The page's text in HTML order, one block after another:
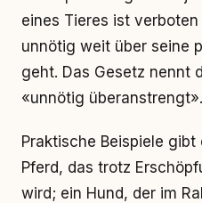
eines Tieres ist
unnötig weit über seine
geht. Das Gesetz nennt
«unnötig überanstrengt».
Praktische Beispiele
Pferd, das trotz
wird; ein Hund, der im